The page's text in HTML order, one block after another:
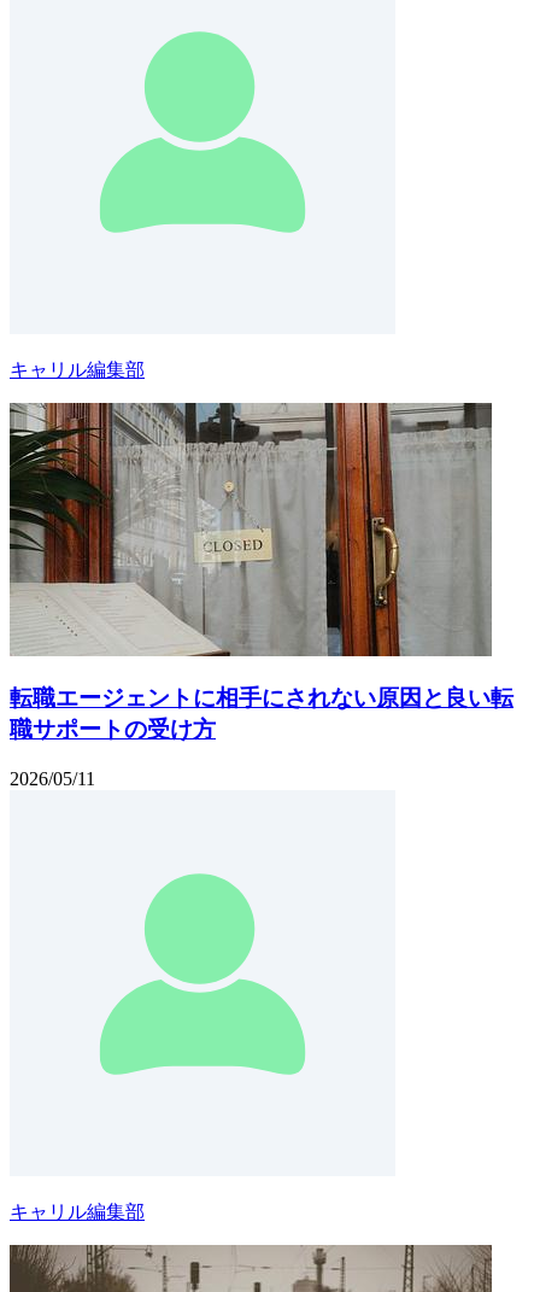
キャリル編集部
転職エージェントに相手にされない原因と良い転
職サポートの受け方
2026/05/11
キャリル編集部